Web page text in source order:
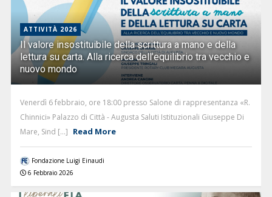
ATTIVITÀ 2026
Il valore insostituibile della scrittura a mano e della
lettura su carta. Alla ricerca dell’equilibrio tra vecchio e
nuovo mondo
Venerdì 6 febbraio, ore 18:00 presso Salone di rappresentanza «R.
Chinnici» Palazzo di Città - Augusta Saluti Istituzionali Giuseppe Di
Mare, Sind [...] Read More
Fondazione Luigi Einaudi
6 Febbraio 2026